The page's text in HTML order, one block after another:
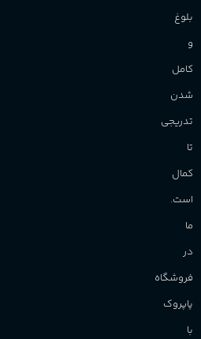
بلوغ
و
کامل
شدن
تدریجی
تا
کمال
است.
ما
در
فروشگاه
پاپروک
با